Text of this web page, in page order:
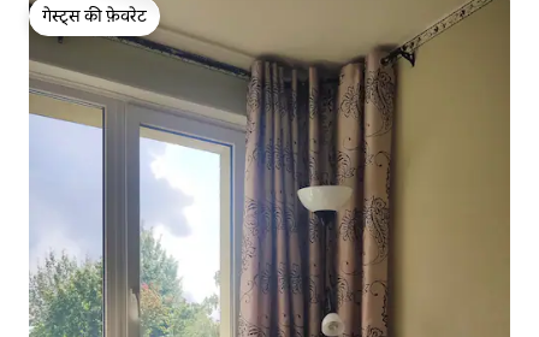
गेस्ट्स की फ़ेवरेट
गेस्ट्स की फ़ेवरेट